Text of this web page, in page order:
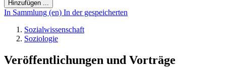
Hinzufügen ...
In Sammlung (en) In der gespeicherten
Sozialwissenschaft
Soziologie
Veröffentlichungen und Vorträge